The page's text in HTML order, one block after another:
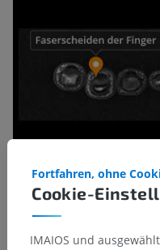
Cookie-
Fortfahren, ohne
IMAIOS und